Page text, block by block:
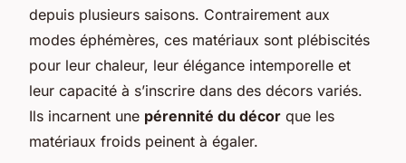
depuis plusieurs saisons. Contrairement aux
modes éphémères, ces matériaux sont plébiscités
pour leur chaleur, leur élégance intemporelle et
leur capacité à s’inscrire dans des décors variés.
Ils incarnent une pérennité du décor que les
matériaux froids peinent à égaler.